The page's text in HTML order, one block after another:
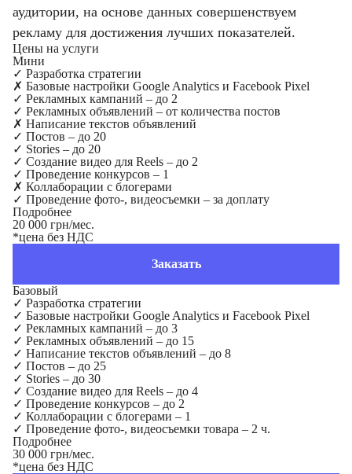
аудитории, на основе данных совершенствуем
рекламу для достижения лучших показателей.
Цены на услуги
Мини
✓ Разработка стратегии
✗ Базовые настройки Google Analytics и Facebook Pixel
✓ Рекламных кампаний – до 2
✓ Рекламных объявлений – от количества постов
✗ Написание текстов объявлений
✓ Постов – до 20
✓ Stories – до 20
✓ Создание видео для Reels – до 2
✓ Проведение конкурсов – 1
✗ Коллаборации с блогерами
✓ Проведение фото-, видеосъемки – за доплату
Подробнее
20 000 грн/мес.
*цена без НДС
Заказать
Базовый
✓ Разработка стратегии
✓ Базовые настройки Google Analytics и Facebook Pixel
✓ Рекламных кампаний – до 3
✓ Рекламных объявлений – до 15
✓ Написание текстов объявлений – до 8
✓ Постов – до 25
✓ Stories – до 30
✓ Создание видео для Reels – до 4
✓ Проведение конкурсов – до 2
✓ Коллаборации с блогерами – 1
✓ Проведение фото-, видеосъемки товара – 2 ч.
Подробнее
30 000 грн/мес.
*цена без НДС